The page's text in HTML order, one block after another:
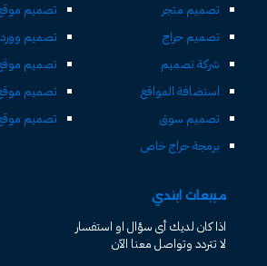
تصميم متجر
تصميم حراج
شركة تصميم
استضافة المواقع
تصميم سوق
برمجة حراج خاص
تصميم
تصميم
تصميم
تصميم
تصميم
مبيعات ابتدي
اذا كان لديك أى سؤال او استفسار
لا تتردد وتواصل معنا الآن